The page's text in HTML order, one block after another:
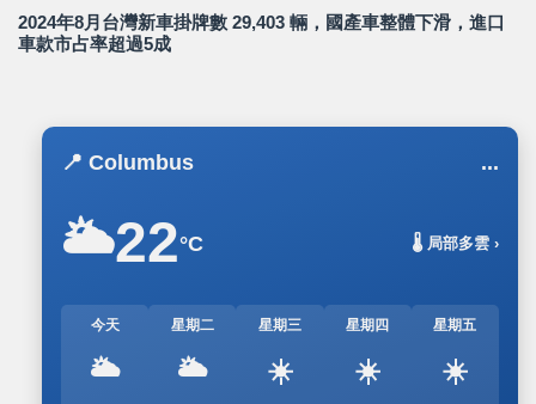
2024年8月台灣新車掛牌數 29,403 輛，國產車整體下滑，進口
車款市占率超過5成
📍 Columbus ...
🌥️22°C 🌡️ 局部多雲 ›
今天
🌥️
星期二
🌥️
星期三
☀️
星期四
☀️
星期五
☀️